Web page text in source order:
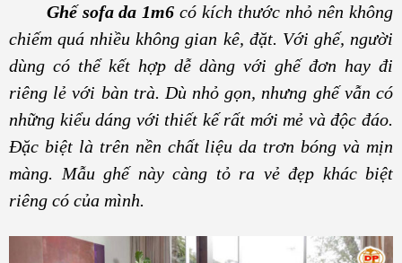
Ghế sofa da 1m6 có kích thước nhỏ nên không
chiếm quá nhiều không gian kê, đặt. Với ghế, người
dùng có thể kết hợp dễ dàng với ghế đơn hay đi
riêng lẻ với bàn trà. Dù nhỏ gọn, nhưng ghế vẫn có
những kiểu dáng với thiết kế rất mới mẻ và độc đáo.
Đặc biệt là trên nền chất liệu da trơn bóng và mịn
màng. Mẫu ghế này càng tỏ ra vẻ đẹp khác biệt
riêng có của mình.